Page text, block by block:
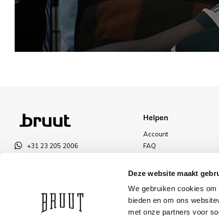
Deze website maakt
We gebruiken cookies
bieden en om ons
met onze partners voor
+31 23 205 2006
OPENINGSTIJDEN
Helpen
Account
FAQ
Betalen
Kortingen